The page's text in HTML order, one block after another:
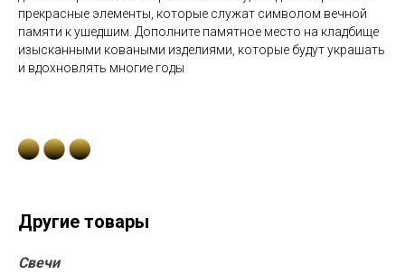
прекрасные элементы, которые служат символом вечной
памяти к ушедшим. Дополните памятное место на кладбище
изысканными коваными изделиями, которые будут украшать
и вдохновлять многие годы
Другие товары
Свечи